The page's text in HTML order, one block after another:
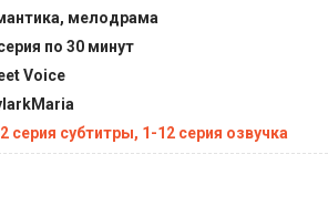
мелодрама
по 30 минут
Voice
серия субтитры, 1-12 серия озвучка